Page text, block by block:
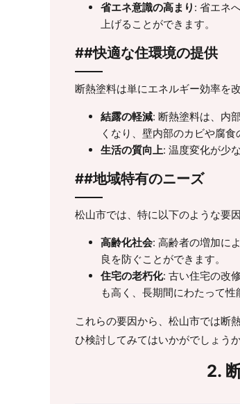
省エネ意識の高まり : 省エネ
上げることができます。
##快適な住環境の提供
断熱塗料は単にエネルギー効率を
結露の軽減: 断熱塗料は、内
くなり、壁内部のカビや腐食
生活の質向上: 温度変化が少
##地域特有のニーズ
松山市では、特に以下のような要
高齢化社会: 高齢者の増加に
良を防ぐことができます。
住宅の老朽化: 古い住宅の改
も高く、長期間にわたって性
これらの要因から、松山市では断
ひ検討してみてはいかがでしょうか
2.